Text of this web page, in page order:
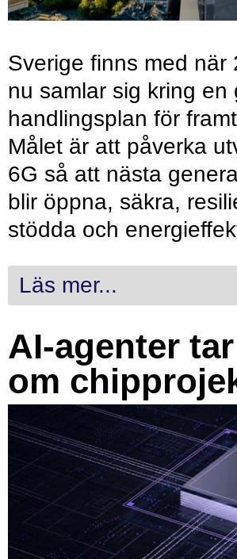
Sverige finns med när
nu samlar sig kring en
handlingsplan för
Målet är att påverka
6G så att nästa
blir öppna, säkra,
stödda och
Läs mer...
AI-agenter
om